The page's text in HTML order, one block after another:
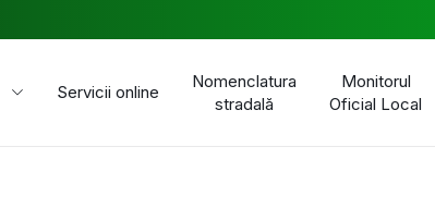
Servicii online
Nomenclatura
stradală
Monitorul
Oficial Local